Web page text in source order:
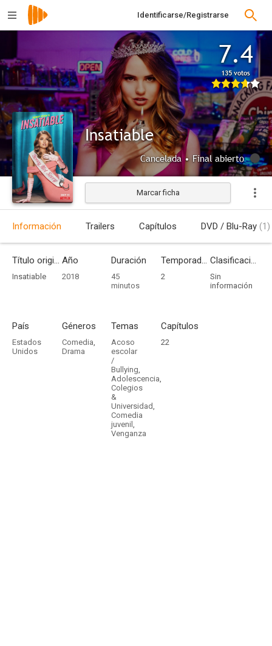
Identificarse/Registrarse
7.4
135 votos
Insatiable
Cancelada • Final abierto
Marcar ficha
Información Trailers Capítulos DVD / Blu-Ray (1)
Título original
Insatiable
Año
2018
Duración
45
minutos
Temporadas
2
Clasificación por edades
Sin
información
País
Estados
Unidos
Géneros
Comedia,
Drama
Temas
Acoso
escolar
/
Bullying,
Adolescencia,
Colegios
&
Universidad,
Comedia
juvenil,
Venganza
Capítulos
22